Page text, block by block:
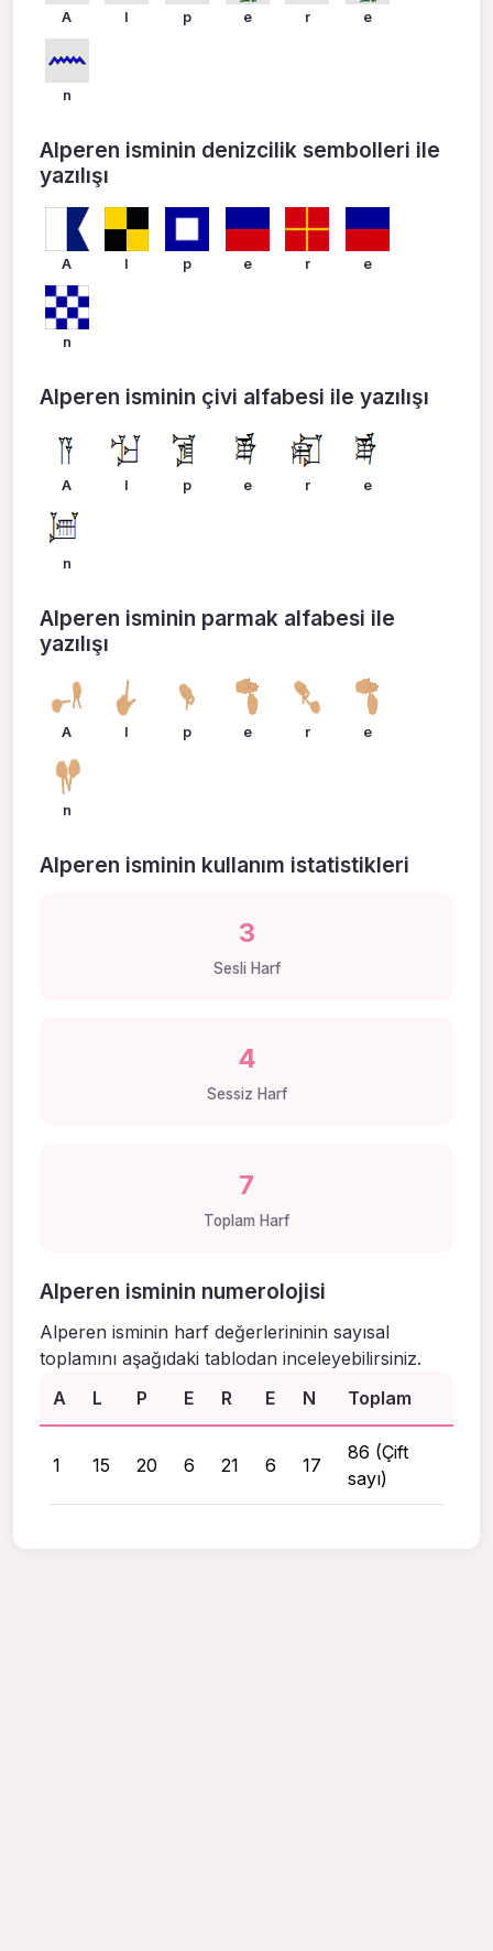
A l p e r e
n
Alperen isminin denizcilik sembolleri ile
yazılışı
A l p e r e
n
Alperen isminin çivi alfabesi ile yazılışı
A l p e r e
n
Alperen isminin parmak alfabesi ile
yazılışı
A l p e r e
n
Alperen isminin kullanım istatistikleri
3
Sesli Harf
4
Sessiz Harf
7
Toplam Harf
Alperen isminin numerolojisi
Alperen isminin harf değerlerininin sayısal
toplamını aşağıdaki tablodan inceleyebilirsiniz.
A
L P E R E N Toplam
1 15 20 6 21 6 17
86 (Çift
sayı)